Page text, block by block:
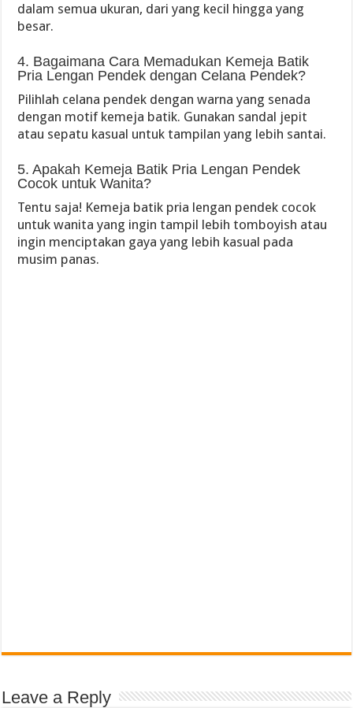
dalam semua ukuran, dari yang kecil hingga yang
besar.
4. Bagaimana Cara Memadukan Kemeja Batik
Pria Lengan Pendek dengan Celana Pendek?
Pilihlah celana pendek dengan warna yang senada
dengan motif kemeja batik. Gunakan sandal jepit
atau sepatu kasual untuk tampilan yang lebih santai.
5. Apakah Kemeja Batik Pria Lengan Pendek
Cocok untuk Wanita?
Tentu saja! Kemeja batik pria lengan pendek cocok
untuk wanita yang ingin tampil lebih tomboyish atau
ingin menciptakan gaya yang lebih kasual pada
musim panas.
Leave a Reply